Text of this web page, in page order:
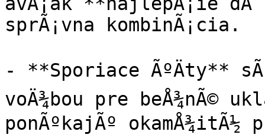
sprÃ¡vna kombinÃ¡cia.
- **Sporiace ÃºÄty**
voÄ¾bou pre beÅ¾nÃ©
ponÃºkajÃº okamÅ¾itÃ½